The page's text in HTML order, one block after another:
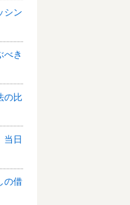
シン
べき
の比
当日
の借